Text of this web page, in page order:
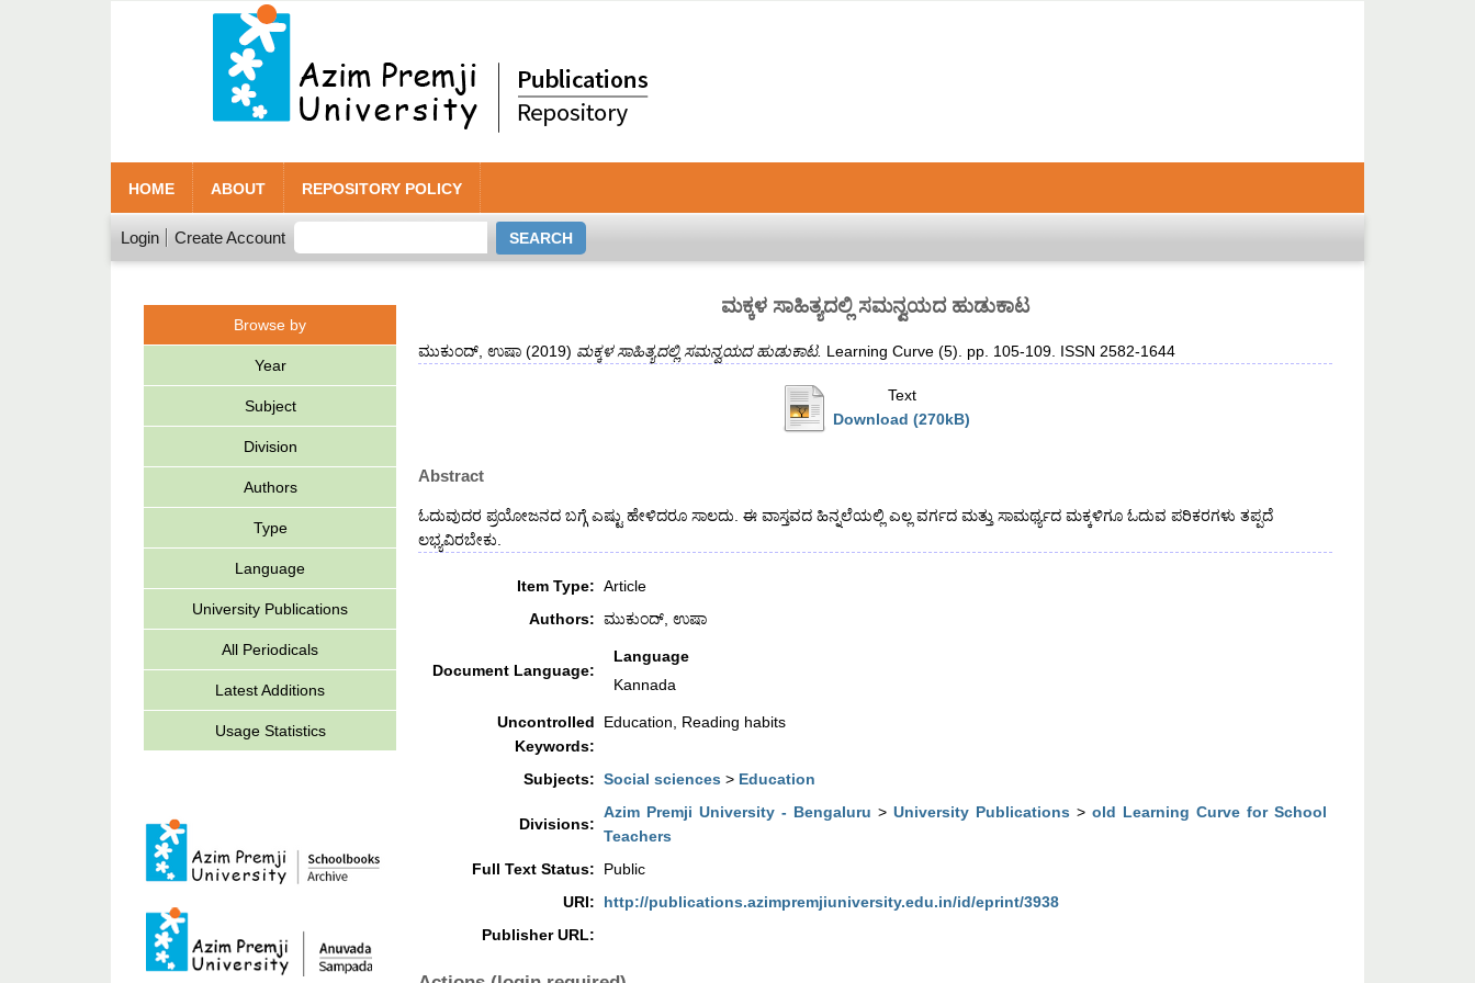
HOME ABOUT REPOSITORY POLICY
Login Create Account
Browse by
Year
Subject
Division
Authors
Type
Language
University Publications
All Periodicals
Latest Additions
Usage Statistics
ಮಕ್ಕಳ ಸಾಹಿತ್ಯದಲ್ಲಿ ಸಮನ್ವಯದ ಹುಡುಕಾಟ
ಮುಕುಂದ್, ಉಷಾ (2019) ಮಕ್ಕಳ ಸಾಹಿತ್ಯದಲ್ಲಿ ಸಮನ್ವಯದ ಹುಡುಕಾಟ. Learning Curve (5). pp. 105-109. ISSN 2582-1644
Text
Download (270kB)
Abstract
ಓದುವುದರ ಪ್ರಯೋಜನದ ಬಗ್ಗೆ ಎಷ್ಟು ಹೇಳಿದರೂ ಸಾಲದು. ಈ ವಾಸ್ತವದ ಹಿನ್ನಲೆಯಲ್ಲಿ ಎಲ್ಲ ವರ್ಗದ ಮತ್ತು ಸಾಮರ್ಥ್ಯದ ಮಕ್ಕಳಿಗೂ ಓದುವ ಪರಿಕರಗಳು ತಪ್ಪದೆ
ಲಭ್ಯವಿರಬೇಕು.
Item Type: Article
Authors: ಮುಕುಂದ್, ಉಷಾ
Document Language:
Language
Kannada
Uncontrolled
Keywords:
Education, Reading habits
Subjects: Social sciences > Education
Divisions:
Azim Premji University - Bengaluru > University Publications > old Learning Curve for School
Teachers
Full Text Status:
Public
URI:
http://publications.azimpremjiuniversity.edu.in/id/eprint/3938
Publisher URL: